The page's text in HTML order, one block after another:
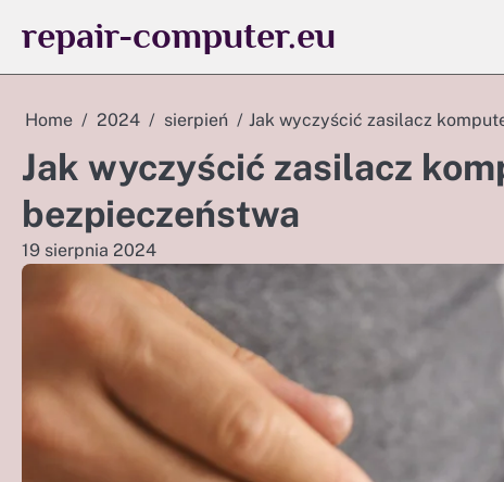
repair-computer.eu
Home 2024 sierpień Jak wyczyścić zasilacz
Jak wyczyścić zasilacz
bezpieczeństwa
19 sierpnia 2024